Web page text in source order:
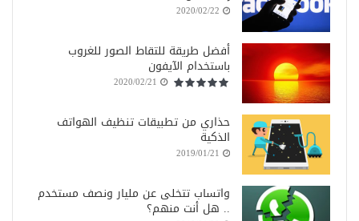
2020/02/22
أفضل طريقة للتقاط الصور للغروب
باستخدام الآيفون
2020/02/21
حذاري من تطبيقات تنظيف الهواتف
الذكية
2019/01/21
واتساب تتخلى عن مليار ونصف مستخدم
.. هل أنت منهم؟